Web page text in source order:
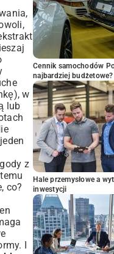
w
lub
z
co?
I
Cennik samochodów
najbardziej budżetowe?
Hale przemysłowe a
inwestycji